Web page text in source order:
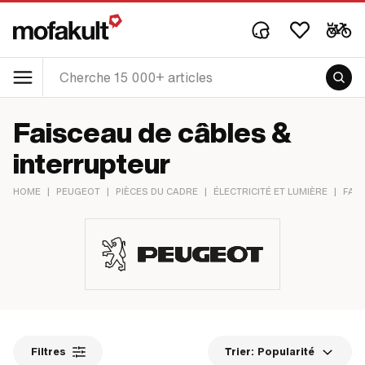
Faisceau de câbles &
interrupteur
HOME | PEUGEOT | PIÈCES DU CADRE | ÉLECTRICITÉ ET LUMIÈRE |
Filtres Trier: Popularité